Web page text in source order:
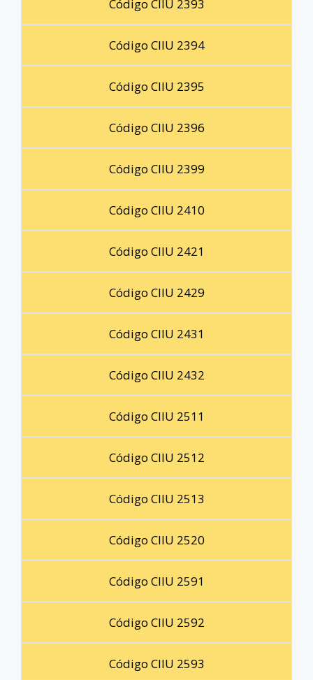
Código CIIU 2393
Código CIIU 2394
Código CIIU 2395
Código CIIU 2396
Código CIIU 2399
Código CIIU 2410
Código CIIU 2421
Código CIIU 2429
Código CIIU 2431
Código CIIU 2432
Código CIIU 2511
Código CIIU 2512
Código CIIU 2513
Código CIIU 2520
Código CIIU 2591
Código CIIU 2592
Código CIIU 2593